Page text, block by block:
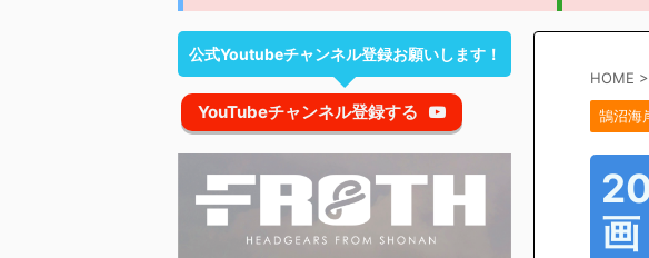
HOME >
鵠沼海
画
公式Youtubeチャンネル登録お願いします！
YouTubeチャンネル登録する